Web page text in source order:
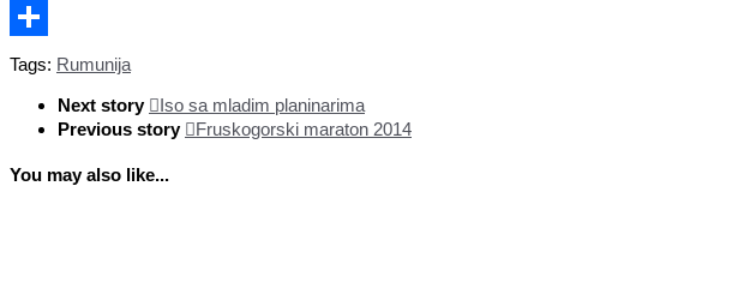
PrintFriendly
Share
Tags: Rumunija
Next story
Iso sa mladim planinarima
Previous story
Fruskogorski maraton 2014
You may also like...